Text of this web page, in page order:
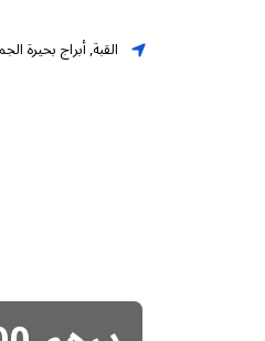
القبة,أبراج بحيرة